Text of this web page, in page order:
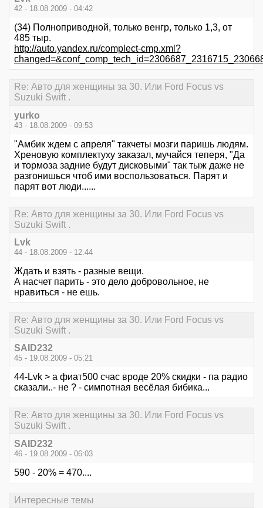
42 - 18.08.2009 - 04:42
(34) Полноприводной, только венгр, только 1,3, от
485 тыр.
http://auto.yandex.ru/complect-cmp.xml?
Re: Авто для женщины за 30. Или Ford Focus vs
Suzuki Swift .
yurko
43 - 18.08.2009 - 09:53
"Амбик ждем с апреля" такчеты мозги паришь людям.
Хреновую комплектуху заказал, мучайся теперя, "Да
и тормоза задние будут дисковыми" так тыж даже не
разгонишься чтоб ими воспользоваться. Парят и
парят вот люди......
Re: Авто для женщины за 30. Или Ford Focus vs
Suzuki Swift .
Lvk
44 - 18.08.2009 - 12:44
Ждать и взять - разные вещи.
А насчет парить - это дело добровольное, не
нравиться - не ешь.
Re: Авто для женщины за 30. Или Ford Focus vs
Suzuki Swift .
SAID232
45 - 19.08.2009 - 05:21
44-Lvk > а фиат500 счас вроде 20% скидки - па радио
сказали..- не ? - симпотная весёлая бибика...
Re: Авто для женщины за 30. Или Ford Focus vs
Suzuki Swift .
SAID232
46 - 19.08.2009 - 06:03
590 - 20% = 470....
Интересные темы